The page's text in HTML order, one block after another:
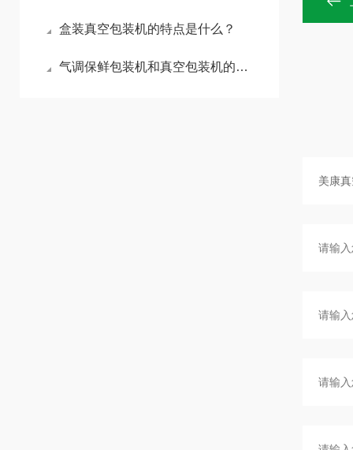
盒装真空包装机的特点是什么？
气调保鲜包装机和真空包装机的优势解析